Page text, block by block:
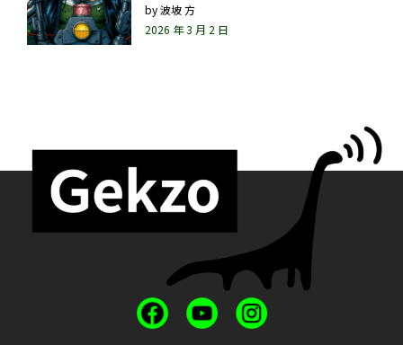
by波坡 方
2026 年 3 月 2 日